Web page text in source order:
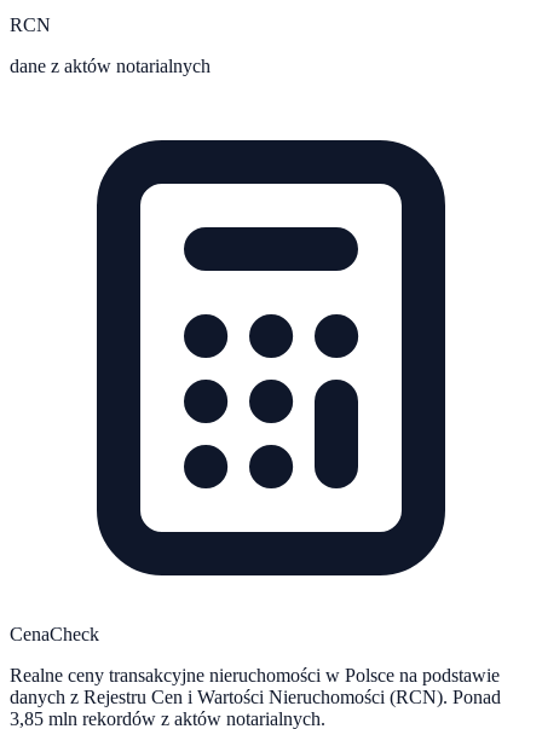
RCN
dane z aktów notarialnych
CenaCheck
Realne ceny transakcyjne nieruchomości w Polsce na podstawie
danych z Rejestru Cen i Wartości Nieruchomości (RCN). Ponad
3,85 mln rekordów z aktów notarialnych.